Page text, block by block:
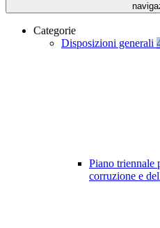
Categorie
Disposizioni generali
Piano triennale
corruzione e